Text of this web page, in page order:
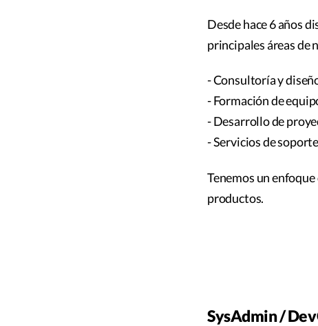
Desde hace 6 años
principales áreas de
- Consultoría y
- Formación de
- Desarrollo de
- Servicios de
Tenemos un
productos.
SysAdmin /